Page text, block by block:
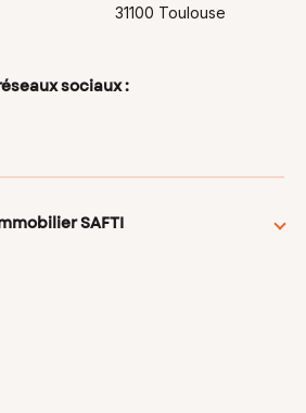
31100 Toulouse
sociaux :
SAFTI